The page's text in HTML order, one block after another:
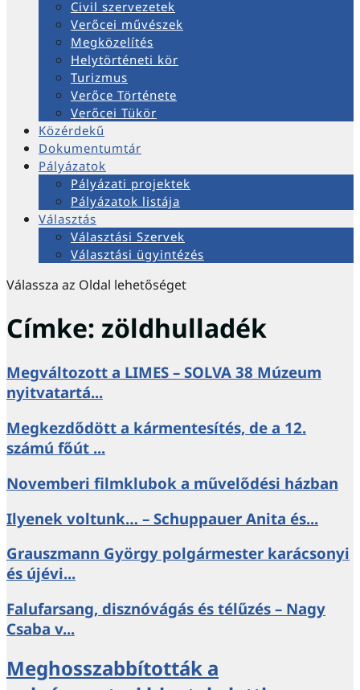
Civil szervezetek
Verőcei művészek
Megközelítés
Helytörténeti kör
Turizmus
Verőce Története
Verőcei Tükör
Közérdekű
Dokumentumtár
Pályázatok
Pályázati projektek
Pályázatok listája
Választás
Választási Szervek
Választási ügyintézés
Válassza az Oldal lehetőséget
Címke: zöldhulladék
Megváltozott a LIMES – SOLVA 38 Múzeum
nyitvatartá...
Megkezdődött a kármentesítés, de a 12.
számú főút ...
Novemberi filmklubok a művelődési házban
Ilyenek voltunk… – Schuppauer Anita és...
Grauszmann György polgármester karácsonyi
és újévi...
Falufarsang, disznóvágás és télűzés – Nagy
Csaba v...
Meghosszabbították a